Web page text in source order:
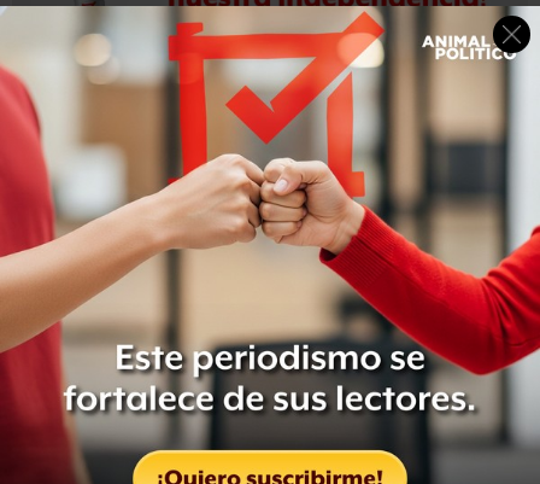
Tatiana también habla de la lucha personal ante
conocidos y familiares por su integración al equipo de
campaña de un personaje de izquierda.
De acuerdo con Clouthier, este libro le permitió conocer
más a México, “conocer gente muy linda y sobrellevar
dificultades”.